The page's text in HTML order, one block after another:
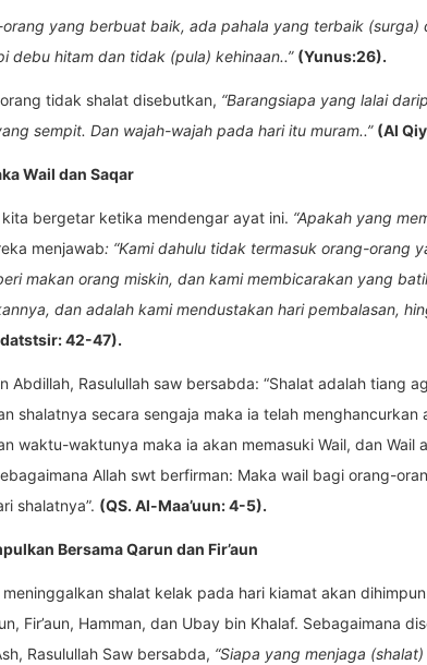
orang yang berbuat baik, ada pahala yang terbaik (surga)
debu hitam dan tidak (pula) kehinaan..” (Yunus:26).
tidak shalat disebutkan, “Barangsiapa yang lalai
sempit. Dan wajah-wajah pada hari itu muram..” (Al
Wail dan Saqar
kita bergetar ketika mendengar ayat ini. “Apakah yang
menjawab: “Kami dahulu tidak termasuk orang-orang
makan orang miskin, dan kami membicarakan yang
dan adalah kami mendustakan hari pembalasan,
42-47).
Abdillah, Rasulullah saw bersabda: “Shalat adalah tiang
shalatnya secara sengaja maka ia telah menghancurkan
waktu-waktunya maka ia akan memasuki Wail, dan Wail
Allah swt berfirman: Maka wail bagi orang-
shalatnya”. (QS. Al-Maa’uun: 4-5).
Bersama Qarun dan Fir’aun
shalat kelak pada hari kiamat akan
Fir’aun, Hamman, dan Ubay bin Khalaf. Sebagaimana
Rasulullah Saw bersabda, “Siapa yang menjaga